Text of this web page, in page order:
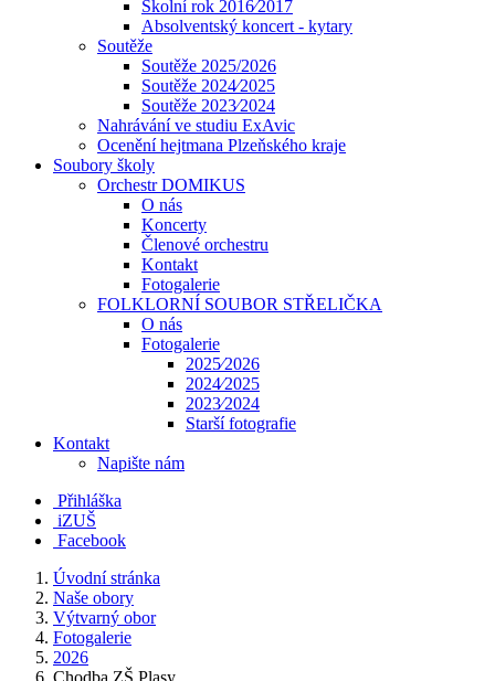
Školní rok 2016⁄2017
Absolventský koncert - kytary
Soutěže
Soutěže 2025/2026
Soutěže 2024⁄2025
Soutěže 2023⁄2024
Nahrávání ve studiu ExAvic
Ocenění hejtmana Plzeňského kraje
Soubory školy
Orchestr DOMIKUS
O nás
Koncerty
Členové orchestru
Kontakt
Fotogalerie
FOLKLORNÍ SOUBOR STŘELIČKA
O nás
Fotogalerie
2025⁄2026
2024⁄2025
2023⁄2024
Starší fotografie
Kontakt
Napište nám
Přihláška
iZUŠ
Facebook
Úvodní stránka
Naše obory
Výtvarný obor
Fotogalerie
2026
Chodba ZŠ Plasy